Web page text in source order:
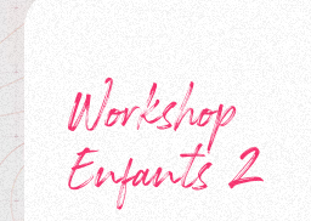
Workshop
Enfants 2